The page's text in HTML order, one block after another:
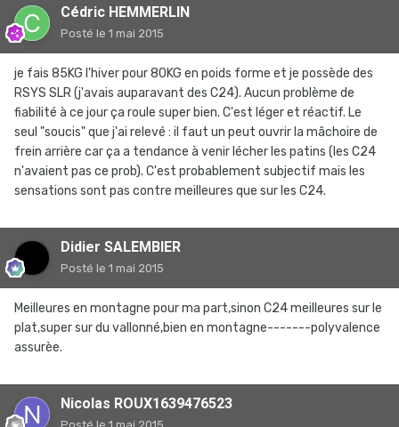
Cédric HEMMERLIN
Posté le 1 mai 2015
je fais 85KG l'hiver pour 80KG en poids forme et je possède des
RSYS SLR (j'avais auparavant des C24). Aucun problème de
fiabilité à ce jour ça roule super bien. C'est léger et réactif. Le
seul "soucis" que j'ai relevé : il faut un peut ouvrir la mâchoire de
frein arrière car ça a tendance à venir lécher les patins (les C24
n'avaient pas ce prob). C'est probablement subjectif mais les
sensations sont pas contre meilleures que sur les C24.
Didier SALEMBIER
Posté le 1 mai 2015
Meilleures en montagne pour ma part,sinon C24 meilleures sur le
plat,super sur du vallonné,bien en montagne-------polyvalence
assurèe.
Nicolas ROUX1639476523